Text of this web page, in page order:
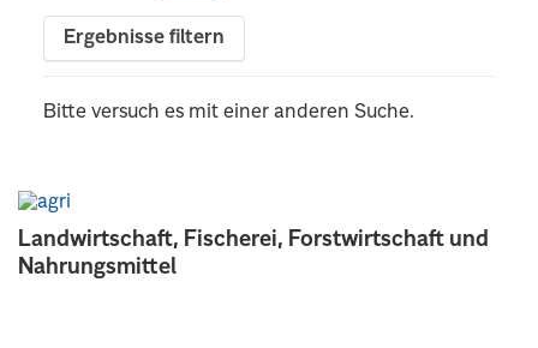
Landwirtschaft, Fischerei, Forstwirtschaft und
Nahrungsmittel
Ergebnisse filtern
Bitte versuch es mit einer anderen Suche.